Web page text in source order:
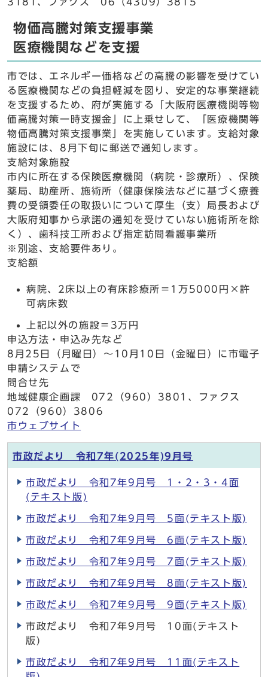
物価高騰対策支援事業
医療機関などを支援
市では、エネルギー価格などの高騰の影響を受けてい
る医療機関などの負担軽減を図り、安定的な事業継続
を支援するため、府が実施する「大阪府医療機関等物
価高騰対策一時支援金」に上乗せして、「医療機関等
物価高騰対策支援事業」を実施しています。支給対象
施設には、8月下旬に郵送で通知します。
支給対象施設
市内に所在する保険医療機関（病院・診療所）、保険
薬局、助産所、施術所（健康保険法などに基づく療養
費の受領委任の取扱いについて厚生（支）局長および
大阪府知事から承諾の通知を受けていない施術所を除
く）、歯科技工所および指定訪問看護事業所
※別途、支給要件あり。
支給額
病院、2床以上の有床診療所＝1万5000円×許
可病床数
上記以外の施設＝3万円
申込方法・申込み先など
8月25日（月曜日）～10月10日（金曜日）に市電子
申請システムで
問合せ先
地域健康企画課 072（960）3801、ファクス
072（960）3806
市ウェブサイト
市政だより 令和7年(2025年)9月号
市政だより 令和7年9月号 1・2・3・4面
(テキスト版)
市政だより 令和7年9月号 5面(テキスト版)
市政だより 令和7年9月号 6面(テキスト版)
市政だより 令和7年9月号 7面(テキスト版)
市政だより 令和7年9月号 8面(テキスト版)
市政だより 令和7年9月号 9面(テキスト版)
市政だより 令和7年9月号 10面(テキスト
版)
市政だより 令和7年9月号 11面(テキスト